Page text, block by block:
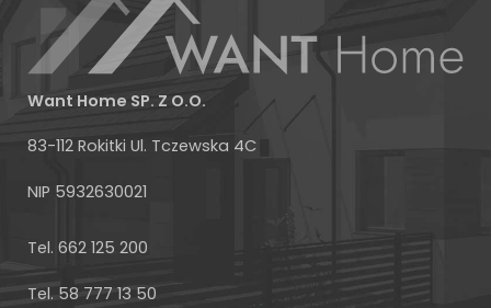
Want Home SP. Z O.O.
83-112 Rokitki Ul. Tczewska 4C
NIP 5932630021
Tel. 662 125 200
Tel. 58 777 13 50
Facebook